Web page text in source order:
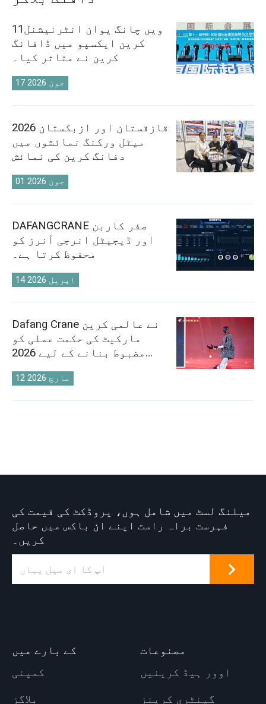
11ویں چانگ یوان انٹرنیشنل
کرین ایکسپو میں ڈافانگ
کرین نے متاثر کیا۔
17 جون 2026
2026 قازقستان اور ازبکستان
میٹل ورکنگ نمائشوں میں
دفانگ کرین کی نمائش
01 جون 2026
DAFANGCRANE صفر کاربن
اور ڈیجیٹل انرجی آنرز کو
محفوظ کرتا ہے۔
14 اپریل 2026
Dafang Crane نے عالمی کرین
مارکیٹ کی حکمت عملی کو
مضبوط بنانے کے لیے 2026
سیلز کانفرنس کا انعقاد کیا
12 مارچ 2026
میلنگ لسٹ میں شامل ہوں، پروڈکٹ کی قیمت کی
فہرست براہ راست اپنے ان باکس میں حاصل
کریں۔
کے بارے میں
کمپنی
بلاگز
مصنوعات
اوور ہیڈ کرینیں
گینٹری کرینز